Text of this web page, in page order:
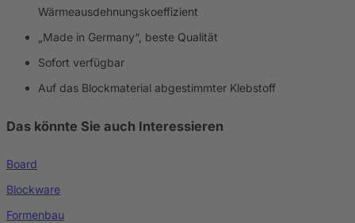
Wärmeausdehnungskoeffizient
„Made in Germany“, beste Qualität
Sofort verfügbar
Auf das Blockmaterial abgestimmter Klebstoff
Das könnte Sie auch Interessieren
Board
Blockware
Formenbau